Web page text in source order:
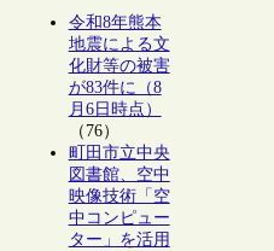
令和8年熊本
地震による文
化財等の被害
が83件に（8
月6日時点）
（76）
町田市立中央
図書館、空中
映像技術「空
中コンピュー
ター」を活用